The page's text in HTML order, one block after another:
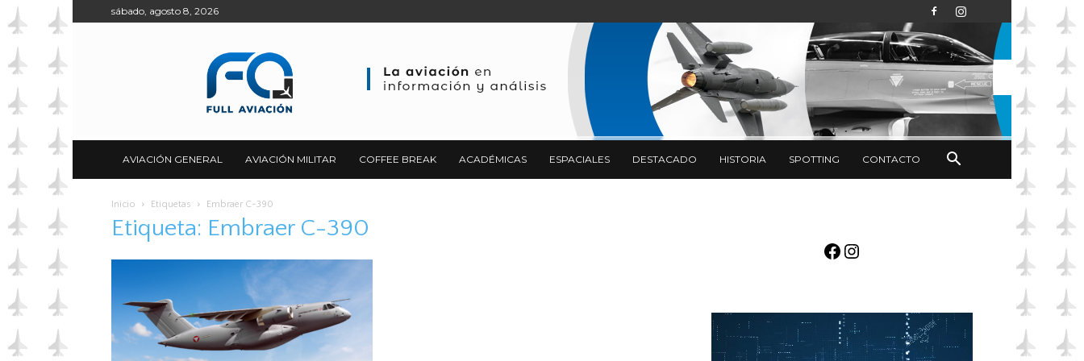
sábado, agosto 8, 2026
AVIACIÓN GENERAL AVIACIÓN MILITAR COFFEE BREAK ACADÉMICAS ESPACIALES DESTACADO HISTORIA SPOTTING CONTACTO
Inicio Etiquetas Embraer C-390
Etiqueta: Embraer C-390
Facebook
Instagram